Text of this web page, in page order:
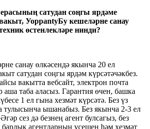
сатудан соңгы ярдәме
УоррantyБу кешеләрне санау
өстенлекләре нинди?
санау өлкәсендә якынча 20 ел
сатудан соңгы ярдәм күрсәтәчәкбез.
вакытта вебсайт, электрон почта
аша таба аласыз. Гарантия өчен, башка
1 ел гына хезмәт күрсәтә. Без үз
тулысынча ышанабыз. Без якынча 2-3 ел
сез дә безнең агент булсагыз, без
агентларның үсешен һәм хезмәт